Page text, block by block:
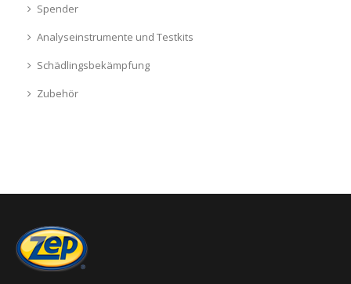
Spender
Analyseinstrumente und Testkits
Schädlingsbekämpfung
Zubehör